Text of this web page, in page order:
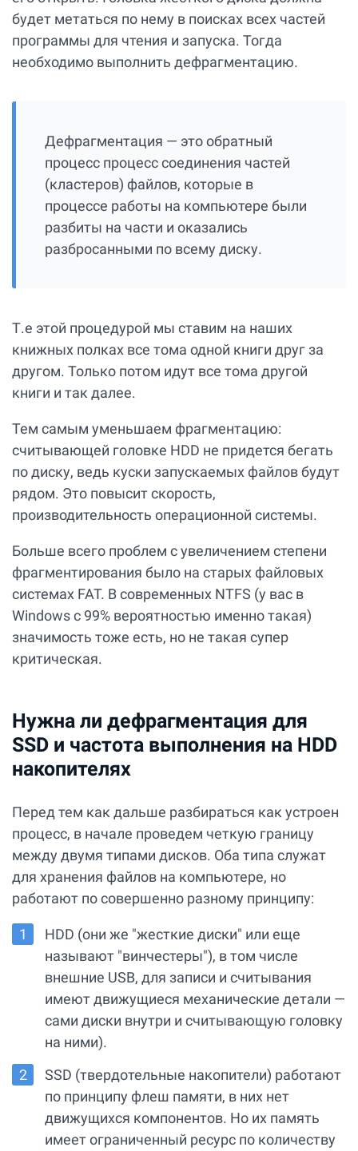
будет метаться по нему в поисках всех частей
программы для чтения и запуска. Тогда
необходимо выполнить дефрагментацию.
Дефрагментация — это обратный
процесс процесс соединения частей
(кластеров) файлов, которые в
процессе работы на компьютере были
разбиты на части и оказались
разбросанными по всему диску.
Т.е этой процедурой мы ставим на наших
книжных полках все тома одной книги друг за
другом. Только потом идут все тома другой
книги и так далее.
Тем самым уменьшаем фрагментацию:
считывающей головке HDD не придется бегать
по диску, ведь куски запускаемых файлов будут
рядом. Это повысит скорость,
производительность операционной системы.
Больше всего проблем с увеличением степени
фрагментирования было на старых файловых
системах FAT. В современных NTFS (у вас в
Windows с 99% вероятностью именно такая)
значимость тоже есть, но не такая супер
критическая.
Нужна ли дефрагментация для
SSD и частота выполнения на HDD
накопителях
Перед тем как дальше разбираться как устроен
процесс, в начале проведем четкую границу
между двумя типами дисков. Оба типа служат
для хранения файлов на компьютере, но
работают по совершенно разному принципу:
HDD (они же "жесткие диски" или еще
называют "винчестеры"), в том числе
внешние USB, для записи и считывания
имеют движущиеся механические детали —
сами диски внутри и считывающую головку
на ними).
SSD (твердотельные накопители) работают
по принципу флеш памяти, в них нет
движущихся компонентов. Но их память
имеет ограниченный ресурс по количеству